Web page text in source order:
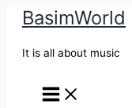
BasimWorld
It is all about music